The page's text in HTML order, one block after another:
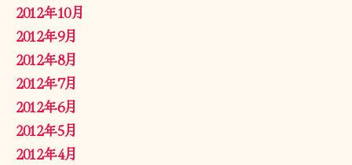
2012年10月
2012年9月
2012年8月
2012年7月
2012年6月
2012年5月
2012年4月